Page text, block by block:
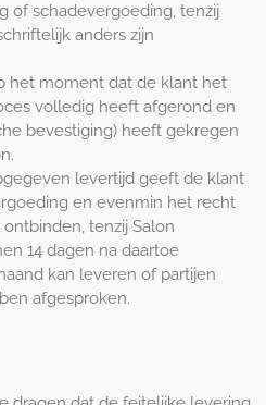
of schadevergoeding, tenzij
anders zijn
het moment dat de klant het
volledig heeft afgerond en
bevestiging) heeft gekregen
levertijd geeft de klant
en evenmin het recht
tenzij Salon
14 dagen na daartoe
kan leveren of partijen
afgesproken.